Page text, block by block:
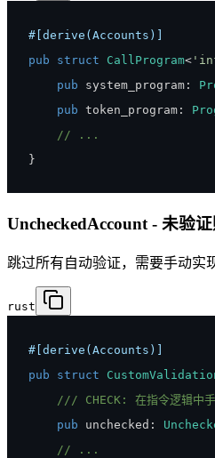
#[derive(Accounts)]
pub
struct CallProgram<
pub system_program :
pub token_program :
// ...
}
UncheckedAccount - 未验
跳过所有自动验证，需要手动实
rust
#[derive(Accounts)]
pub
struct
/// CHECK: 在指令逻辑中
pub unchecked :
// ...